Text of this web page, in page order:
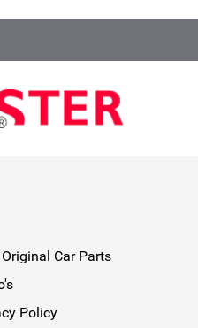
Original Car Parts
Policy